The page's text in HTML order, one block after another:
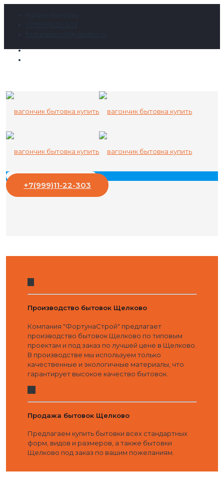
+7(999)11-22-303
Производство бытовок Щелково
Компания "ФортунаСтрой" предлагает
производство бытовок Щелково по типовым
проектам и под заказ по лучшей цене в Щелково.
В производстве мы используем только
качественные и экологичные материалы, что
гарантирует высокое качество бытовок.
Продажа бытовок Щелково
Предлагаем купить бытовки всех стандартных
форм, видов и размеров, а также бытовки
Щелково под заказ по вашим пожеланиям.